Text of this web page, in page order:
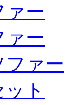
ァー
ァー
ファー
ト